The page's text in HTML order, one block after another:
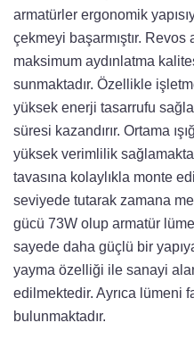
armatürler ergonomik
çekmeyi başarmıştır.
maksimum aydınlatma
sunmaktadır. Özellikle
yüksek enerji tasarrufu
süresi kazandırır. Ortama
yüksek verimlilik
tavasına kolaylıkla monte
seviyede tutarak zamana
gücü 73W olup armatür
sayede daha güçlü bir
yayma özelliği ile sanayi
edilmektedir. Ayrıca lümeni
bulunmaktadır.